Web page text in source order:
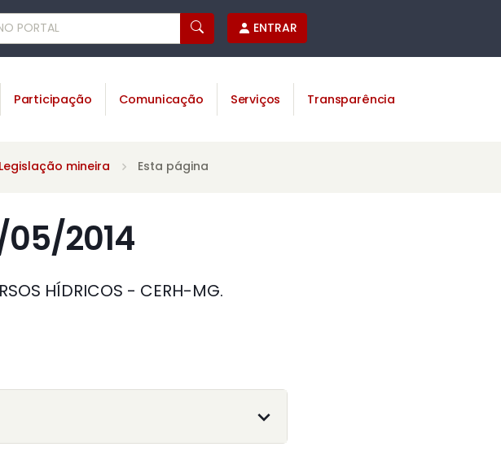
ENTRAR
Participação Comunicação Serviços Transparência
Legislação mineira Esta página
05/2014
HÍDRICOS - CERH-MG.